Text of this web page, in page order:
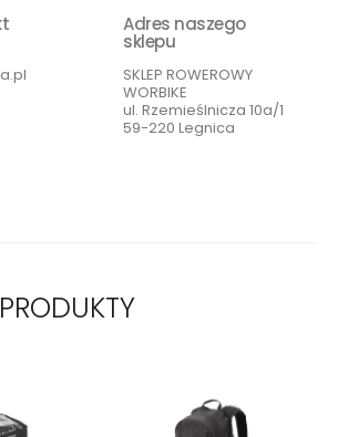
Adres naszego
sklepu
SKLEP ROWEROWY
WORBIKE
ul. Rzemieślnicza 10a/1
59-220 Legnica